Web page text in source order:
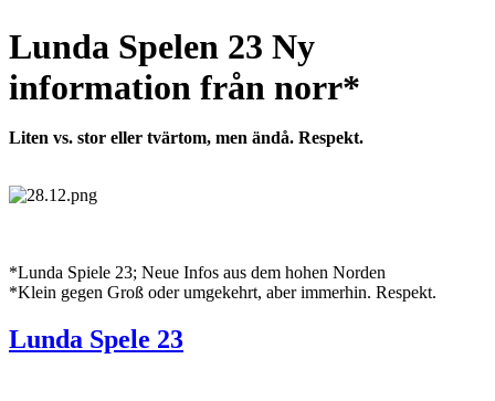
Lunda Spelen 23 Ny
information från norr*
Liten vs. stor eller tvärtom, men ändå. Respekt.
*Lunda Spiele 23; Neue Infos aus dem hohen Norden
*Klein gegen Groß oder umgekehrt, aber immerhin. Respekt.
Lunda Spele 23